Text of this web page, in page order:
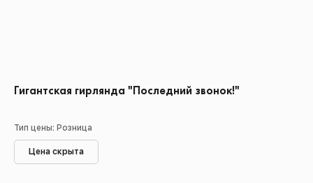
Гигантская гирлянда "Последний звонок!"
Тип цены: Розница
Цена скрыта